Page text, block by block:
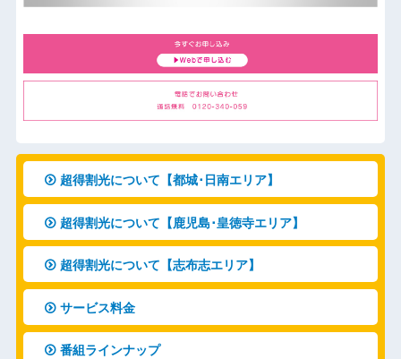
超得割光について【都城･日南エリア】
超得割光について【鹿児島･皇徳寺エリア】
超得割光について【志布志エリア】
サービス料金
番組ラインナップ